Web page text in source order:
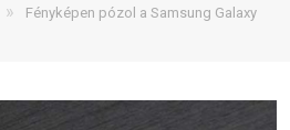
»
Fényképen pózol a Samsung Galaxy